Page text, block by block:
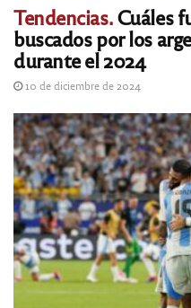
Tendencias.Cuáles
buscados por los
durante el 2024
10 de diciembre de 2024